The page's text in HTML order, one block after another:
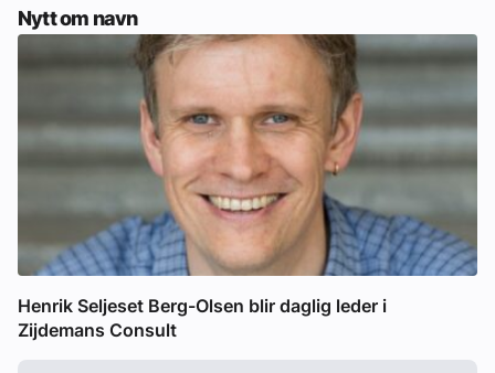
Nytt om navn
Henrik Seljeset Berg-Olsen blir daglig leder i
Zijdemans Consult